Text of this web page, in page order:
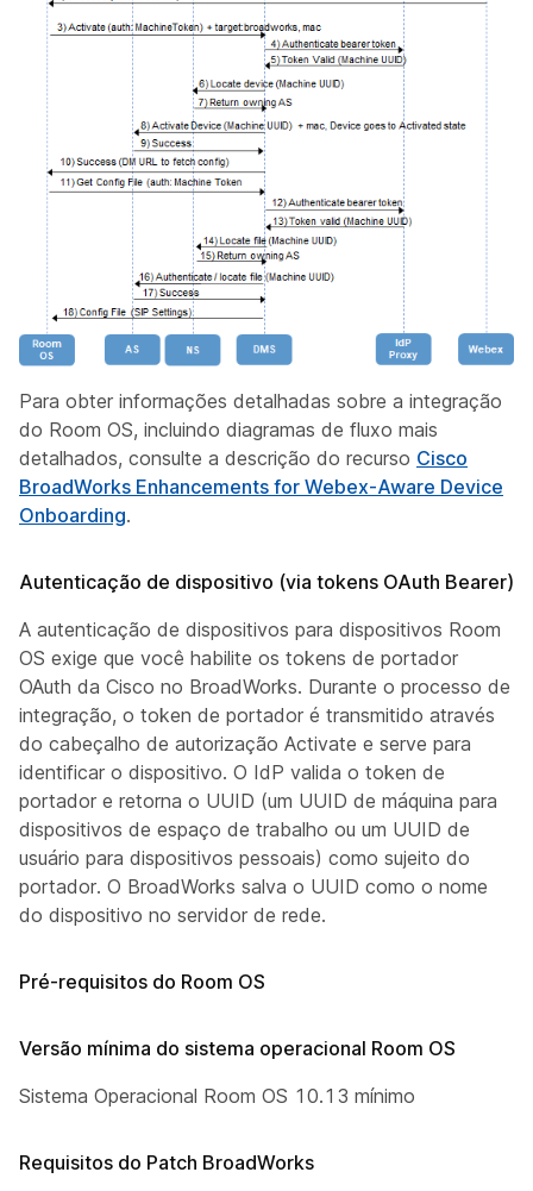
Para obter informações detalhadas sobre a integração
do Room OS, incluindo diagramas de fluxo mais
detalhados, consulte a descrição do recurso Cisco
BroadWorks Enhancements for Webex-Aware Device
Onboarding.
Autenticação de dispositivo (via tokens OAuth Bearer)
A autenticação de dispositivos para dispositivos Room
OS exige que você habilite os tokens de portador
OAuth da Cisco no BroadWorks. Durante o processo de
integração, o token de portador é transmitido através
do cabeçalho de autorização Activate e serve para
identificar o dispositivo. O IdP valida o token de
portador e retorna o UUID (um UUID de máquina para
dispositivos de espaço de trabalho ou um UUID de
usuário para dispositivos pessoais) como sujeito do
portador. O BroadWorks salva o UUID como o nome
do dispositivo no servidor de rede.
Pré-requisitos do Room OS
Versão mínima do sistema operacional Room OS
Sistema Operacional Room OS 10.13 mínimo
Requisitos do Patch BroadWorks